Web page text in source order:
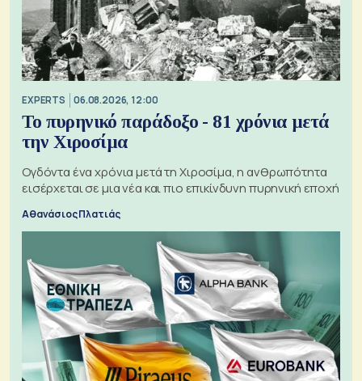
EXPERTS 06.08.2026, 12:00
Το πυρηνικό παράδοξο - 81 χρόνια μετά
την Χιροσίμα
Ογδόντα ένα χρόνια μετά τη Χιροσίμα, η ανθρωπότητα
εισέρχεται σε μια νέα και πιο επικίνδυνη πυρηνική εποχή
Αθανάσιος Πλατιάς